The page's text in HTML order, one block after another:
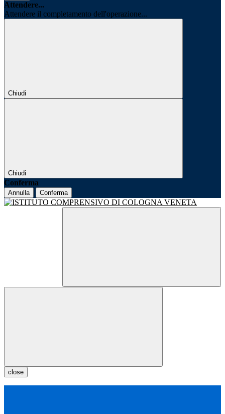
Attendere...
Attendere il completamento dell'operazione...
Chiudi
Chiudi
Conferma
Annulla Conferma
close